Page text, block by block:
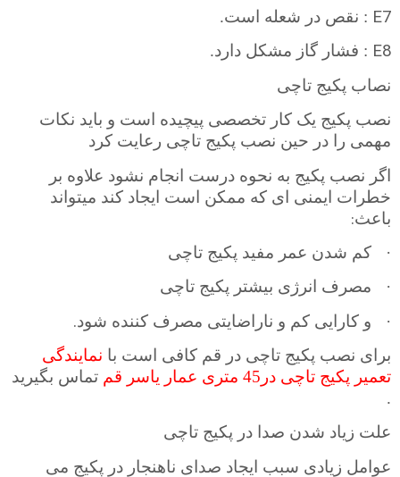
E7 : نقص در شعله است.
E8 : فشار گاز مشکل دارد.
نصاب پکیج تاچی
نصب پکیج یک کار تخصصی پیچیده است و باید نکات
مهمی را در حین نصب پکیج تاچی رعایت کرد
اگر نصب پکیج به نحوه درست انجام نشود علاوه بر
خطرات ایمنی ای که ممکن است ایجاد کند میتواند
باعث:
·
کم شدن عمر مفید پکیج تاچی
·
مصرف انرژی بیشتر پکیج تاچی
·
و کارایی کم و ناراضایتی مصرف کننده شود.
برای نصب پکیج تاچی در قم کافی است با نمایندگی
تعمیر پکیج تاچی در45 متری عمار یاسر قم
تماس بگیرید
.
علت زیاد شدن صدا در پکیج تاچی
عوامل زیادی سبب ایجاد صدای ناهنجار در پکیج می